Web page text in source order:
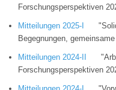
Forschungsperspektiven
Mitteilungen 2025-I
Begegnungen,
Mitteilungen 2024-II
Forschungsperspektiven